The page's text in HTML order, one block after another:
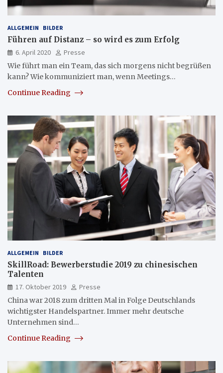
ALLGEMEIN BILDER
Führen auf Distanz – so wird es zum Erfolg
6. April 2020
Presse
Wie führt man ein Team, das sich morgens nicht begrüßen
kann? Wie kommuniziert man, wenn Meetings…
Continue Reading
ALLGEMEIN BILDER
SkillRoad: Bewerberstudie 2019 zu chinesischen
Talenten
17. Oktober 2019
Presse
China war 2018 zum dritten Mal in Folge Deutschlands
wichtigster Handelspartner. Immer mehr deutsche
Unternehmen sind…
Continue Reading